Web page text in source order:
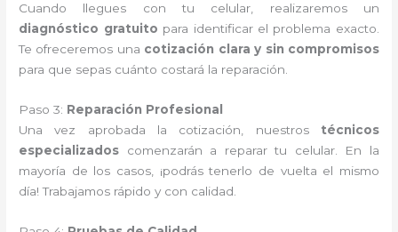
Cuando llegues con tu celular, realizaremos un
diagnóstico gratuito para identificar el problema exacto.
Te ofreceremos una cotización clara y sin compromisos
para que sepas cuánto costará la reparación.
Paso 3: Reparación Profesional
Una vez aprobada la cotización, nuestros técnicos
especializados comenzarán a reparar tu celular. En la
mayoría de los casos, ¡podrás tenerlo de vuelta el mismo
día! Trabajamos rápido y con calidad.